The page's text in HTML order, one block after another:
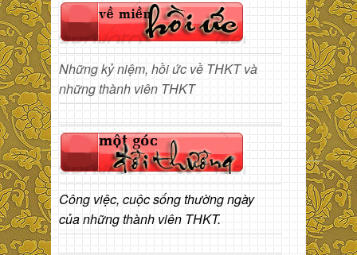
Những kỷ niệm, hồi ức về THKT và
những thành viên THKT
Công việc, cuộc sống thường ngày
của những thành viên THKT.